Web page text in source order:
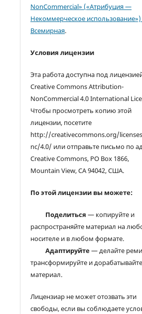
NonCommercial» («Атрибуция —
Некоммерческое использование»)
Всемирная.
Условия лицензии
Эта работа доступна под
Creative Commons Attribution-
NonCommercial 4.0 International
Чтобы просмотреть копию этой
лицензии, посетите
http://creativecommons.org/
nc/4.0/ или отправьте письмо по
Creative Commons, PO Box 1866,
Mountain View, CA 94042, США.
По этой лицензии вы можете:
Поделиться — копируйте и
распространяйте материал на
носителе и в любом формате.
Адаптируйте— делайте
трансформируйте и дорабатывайте
материал.
Лицензиар не может отозвать эти
свободы, если вы соблюдаете